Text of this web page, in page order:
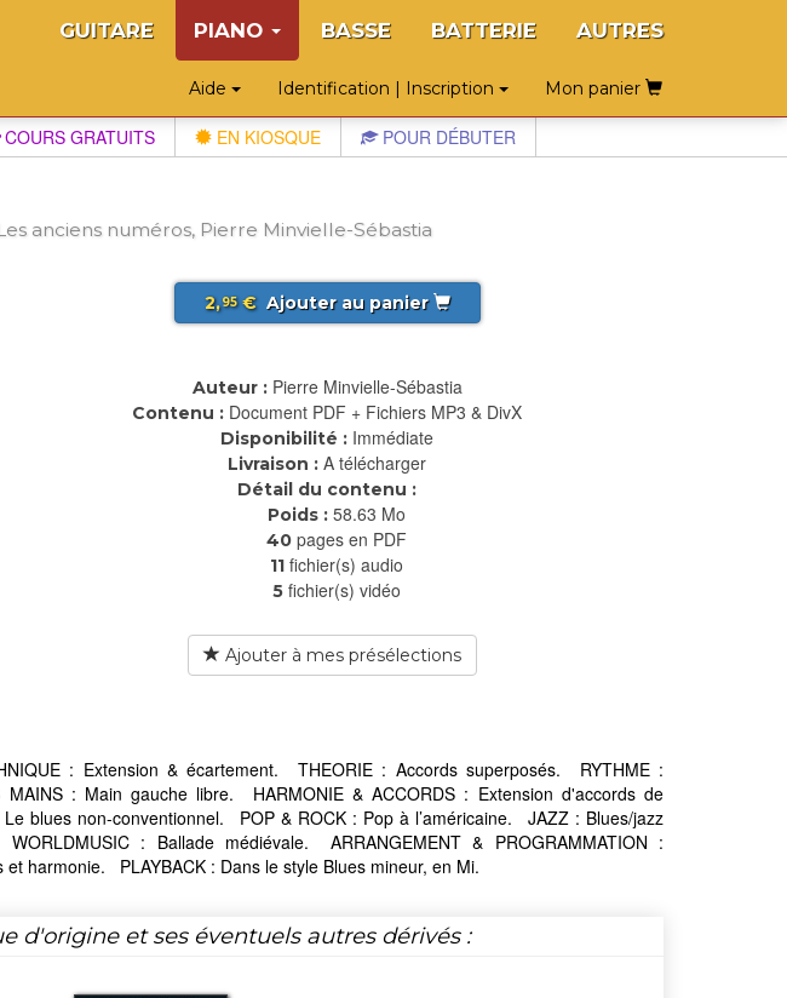
GUITARE PIANO BASSE BATTERIE AUTRES
Aide Identification | Inscription Mon panier
COURS GRATUITS EN KIOSQUE POUR DÉBUTER
anciens numéros, Pierre Minvielle-Sébastia
2,95€ Ajouter au panier
Auteur : Pierre Minvielle-Sébastia
Contenu : Document PDF + Fichiers MP3 & DivX
Disponibilité : Immédiate
Livraison : A télécharger
Détail du contenu :
Poids : 58.63 Mo
40 pages en PDF
11 fichier(s) audio
5 fichier(s) vidéo
Ajouter à mes présélections
: Extension & écartement. THEORIE : Accords superposés. RYTHME :
: Main gauche libre. HARMONIE & ACCORDS : Extension d'accords de
blues non-conventionnel. POP & ROCK : Pop à l’américaine. JAZZ : Blues/jazz
: Ballade médiévale. ARRANGEMENT & PROGRAMMATION :
harmonie. PLAYBACK : Dans le style Blues mineur, en Mi.
d'origine et ses éventuels autres dérivés :